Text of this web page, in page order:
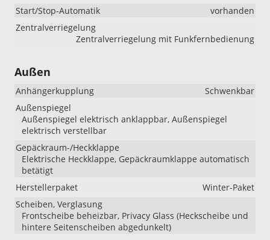
Start/Stop-Automatik
vorhanden
Zentralverriegelung
Zentralverriegelung mit Funkfernbedienung
Außen
Anhängerkupplung
Schwenkbar
Außenspiegel
Außenspiegel elektrisch anklappbar, Außenspiegel
elektrisch verstellbar
Gepäckraum-/Heckklappe
Elektrische Heckklappe, Gepäckraumklappe automatisch
betätigt
Herstellerpaket
Winter-Paket
Scheiben, Verglasung
Frontscheibe beheizbar, Privacy Glass (Heckscheibe und
hintere Seitenscheiben abgedunkelt)